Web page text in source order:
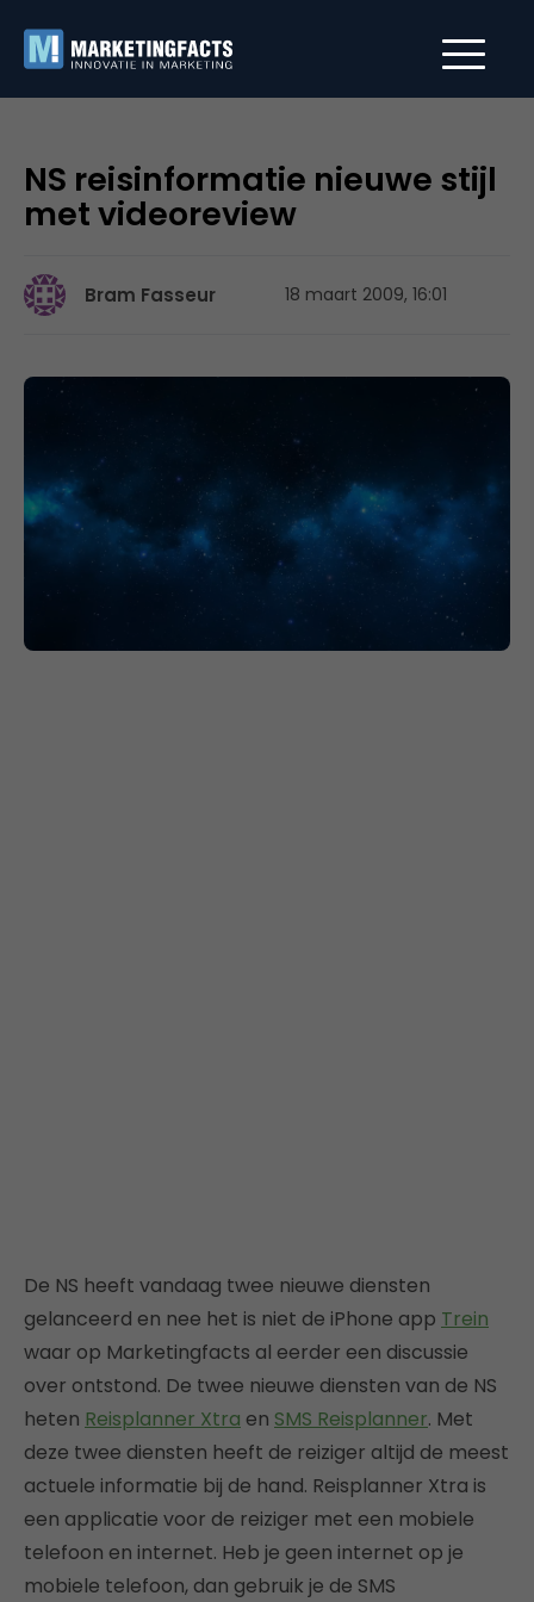
NS reisinformatie nieuwe stijl
met videoreview
Bram Fasseur 18 maart 2009, 16:01
De NS heeft vandaag twee nieuwe diensten
gelanceerd en nee het is niet de iPhone app Trein
waar op Marketingfacts al eerder een discussie
over ontstond. De twee nieuwe diensten van de NS
heten Reisplanner Xtra en SMS Reisplanner. Met
deze twee diensten heeft de reiziger altijd de meest
actuele informatie bij de hand. Reisplanner Xtra is
een applicatie voor de reiziger met een mobiele
telefoon en internet. Heb je geen internet op je
mobiele telefoon, dan gebruik je de SMS